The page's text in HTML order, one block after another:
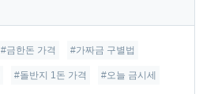
#금한돈 가격 #가짜금 구별법
#돌반지 1돈 가격 #오늘 금시세